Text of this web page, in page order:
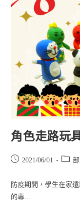
角色走路玩
2021/06/01
防疫期間，學生在家
的專...